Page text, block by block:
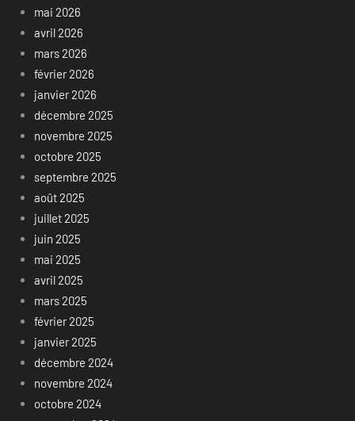
mai 2026
avril 2026
mars 2026
février 2026
janvier 2026
décembre 2025
novembre 2025
octobre 2025
septembre 2025
août 2025
juillet 2025
juin 2025
mai 2025
avril 2025
mars 2025
février 2025
janvier 2025
décembre 2024
novembre 2024
octobre 2024